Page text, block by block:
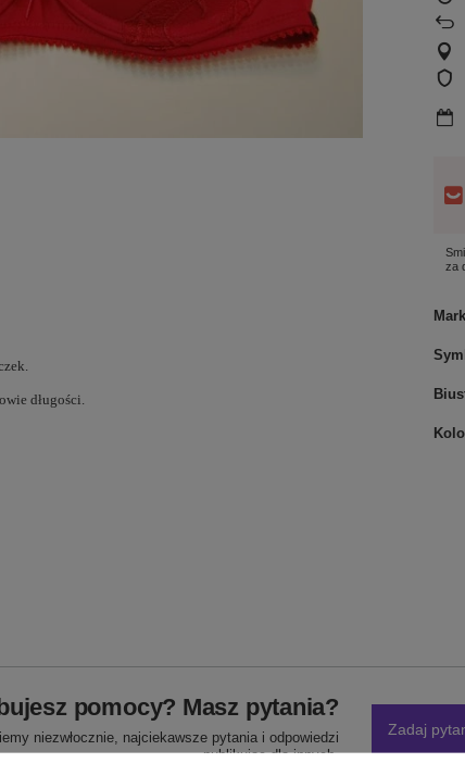
za
długości.
pomocy? Masz pytania?
niezwłocznie, najciekawsze pytania i odpowiedzi
publikując dla innych.
Zadaj